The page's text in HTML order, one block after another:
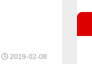
2019-02-08